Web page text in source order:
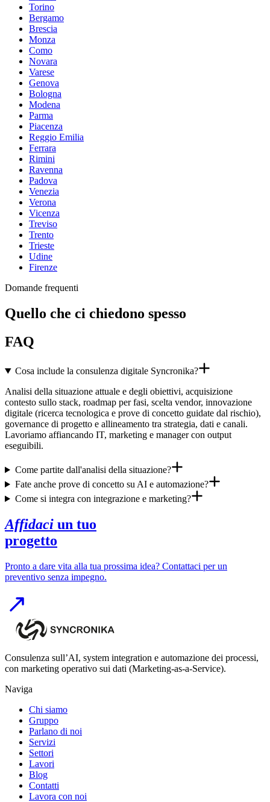
Torino
Bergamo
Brescia
Monza
Como
Novara
Varese
Genova
Bologna
Modena
Parma
Piacenza
Reggio Emilia
Ferrara
Rimini
Ravenna
Padova
Venezia
Verona
Vicenza
Treviso
Trento
Trieste
Udine
Firenze
Domande frequenti
Quello che ci chiedono spesso
FAQ
Cosa include la consulenza digitale Syncronika?
Analisi della situazione attuale e degli obiettivi, acquisizione
contesto sullo stack, roadmap per fasi, scelta vendor, innovazione
digitale (ricerca tecnologica e prove di concetto guidate dal rischio),
governance di progetto e allineamento tra strategia, dati e canali.
Lavoriamo affiancando IT, marketing e manager con output
eseguibili.
Come partite dall'analisi della situazione?
Fate anche prove di concetto su AI e automazione?
Come si integra con integrazione e marketing?
Affidaci un tuo
progetto
Pronto a dare vita alla tua prossima idea? Contattaci per un
preventivo senza impegno.
Consulenza sull’AI, system integration e automazione dei processi,
con marketing operativo sui dati (Marketing-as-a-Service).
Naviga
Chi siamo
Gruppo
Parlano di noi
Servizi
Settori
Lavori
Blog
Contatti
Lavora con noi